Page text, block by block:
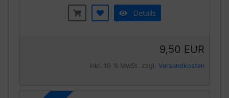
Details
9,50 EUR
inkl. 19 % MwSt. zzgl. Versandkosten